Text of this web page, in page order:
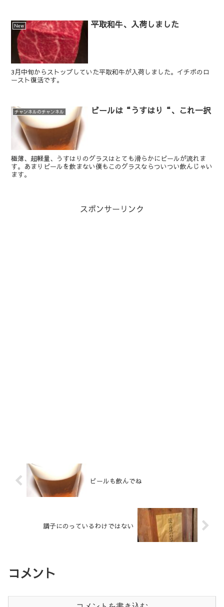
New 平取和牛、入荷しました
3月中旬からストップしていた平取和牛が入荷しました。イチボのロ
ースト復活です。
チャンネルのチャンネル ビールは“うすはり“、これ一択
極薄、超軽量、うすはりのグラスはとても滑らかにビールが流れま
す。あまりビールを飲まない僕もこのグラスならついつい飲んじゃい
ます。
スポンサーリンク
ビールも飲んでね
調子にのっているわけではない
コメント